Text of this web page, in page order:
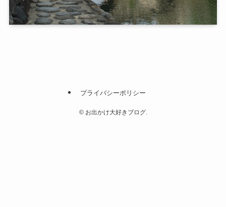
プライバシーポリシー
©お出かけ大好きブログ.